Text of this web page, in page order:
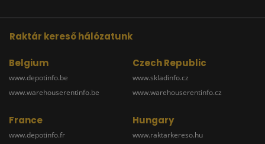
Raktár kereső hálózatunk
Belgium
www.depotinfo.be
www.warehouserentinfo.be
Czech Republic
www.skladinfo.cz
www.warehouserentinfo.cz
France
www.depotinfo.fr
Hungary
www.raktarkereso.hu